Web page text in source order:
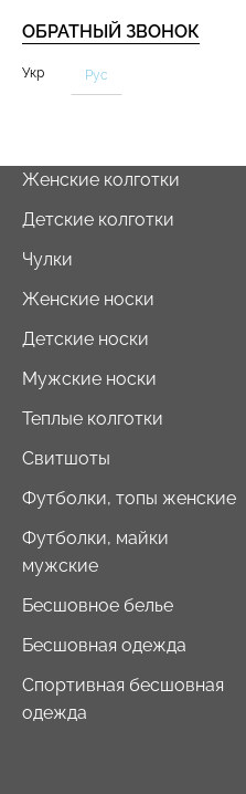
ОБРАТНЫЙ ЗВОНОК
Укр Рус
Женские колготки
Детские колготки
Чулки
Женские носки
Детские носки
Мужские носки
Теплые колготки
Свитшоты
Футболки, топы женские
Футболки, майки
мужские
Бесшовное белье
Бесшовная одежда
Спортивная бесшовная
одежда
489 грн. 699 грн.